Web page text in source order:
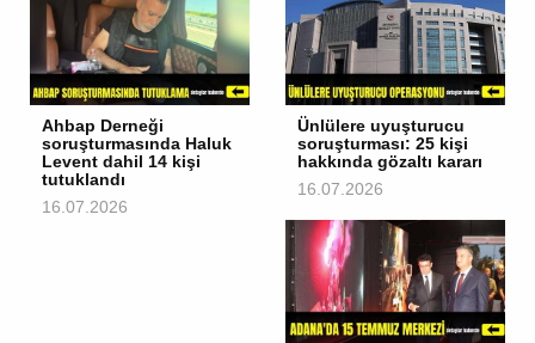
Ahbap Derneği
soruşturmasında Haluk
Levent dahil 14 kişi
tutuklandı
16.07.2026
Ünlülere uyuşturucu
soruşturması: 25 kişi
hakkında gözaltı kararı
16.07.2026